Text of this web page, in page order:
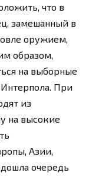
что в
замешанный в
оружием,
образом,
на выборные
При
из
на высокие
Азии,
очередь